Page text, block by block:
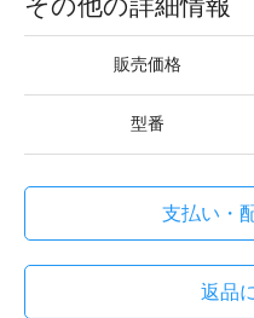
その他の詳細情報
販売価格
型番
支払い・
返品